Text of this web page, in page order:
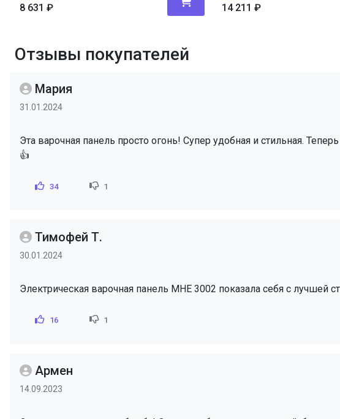
8 631 ₽ 14 211 ₽
Отзывы покупателей
Мария
31.01.2024
Эта варочная панель просто огонь! Супер удобная и стильная.
👍
34 1
Тимофей Т.
30.01.2024
Электрическая варочная панель MHE 3002 показала себя с
16 1
Армен
14.09.2023